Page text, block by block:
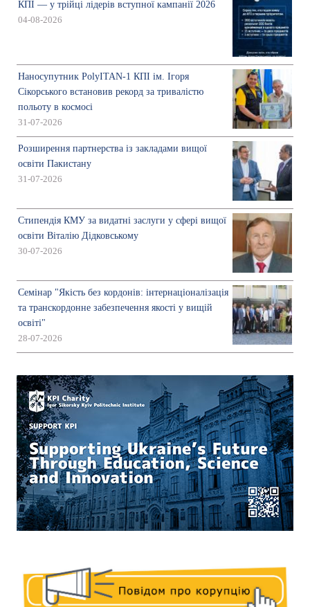
КПІ — у трійці лідерів вступної кампанії 2026
04-08-2026
Наносупутник PolyITAN-1 КПІ ім. Ігоря
Сікорського встановив рекорд за тривалістю
польоту в космосі
31-07-2026
Розширення партнерства із закладами вищої
освіти Пакистану
31-07-2026
Стипендія КМУ за видатні заслуги у сфері вищої
освіти Віталію Дідковському
30-07-2026
Семінар "Якість без кордонів: інтернаціоналізація
та транскордонне забезпечення якості у вищій
освіті"
28-07-2026